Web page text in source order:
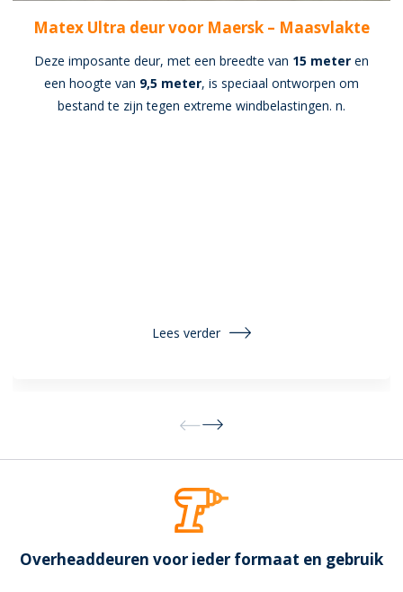
Matex Ultra deur voor Maersk – Maasvlakte
Deze imposante deur, met een breedte van 15 meter en
een hoogte van 9,5 meter, is speciaal ontworpen om
bestand te zijn tegen extreme windbelastingen. n.
Lees verder
Overheaddeuren voor ieder formaat en gebruik